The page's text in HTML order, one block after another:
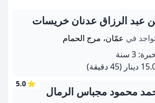
عبد الرزاق عدنان خريسات
في عمّان، مرج الحمام
3 سنة
دينار
(45 دقيقة)
⭐
5.0
محمود مجباس الرمال